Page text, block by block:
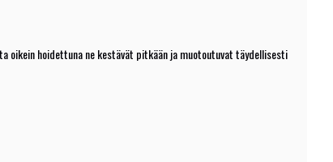
oikein hoidettuna ne kestävät pitkään ja muotoutuvat täydellisesti